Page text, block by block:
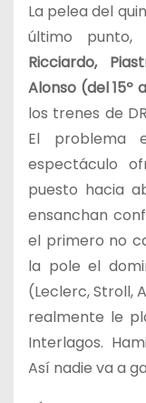
La pelea del
último punto,
Ricciardo,
Alonso (del 15º
los trenes de
El problema
espectáculo
puesto hacia
ensanchan
el primero no
la pole el
(Leclerc, Stroll,
realmente le
Interlagos.
Así nadie va a